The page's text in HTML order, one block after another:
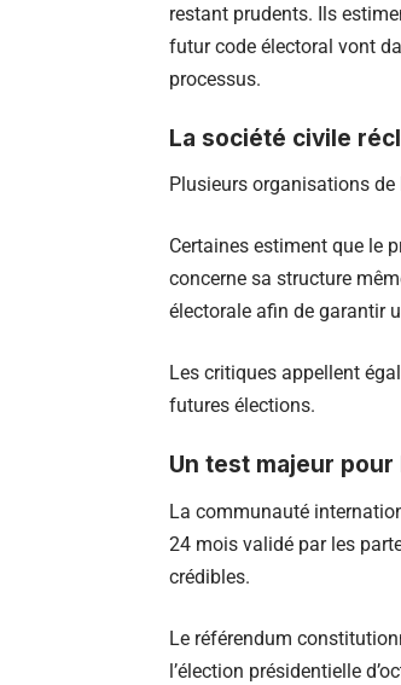
restant prudents. Ils
futur code électoral vont
processus.
La société civile
Plusieurs organisations
Certaines estiment que le
concerne sa structure
électorale afin de garantir
Les critiques appellent
futures élections.
Un test majeur
La communauté
24 mois validé par les
crédibles.
Le référendum
l’élection présidentielle